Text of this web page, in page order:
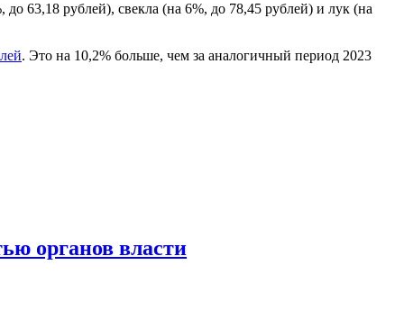
63,18 рублей), свекла (на 6%, до 78,45 рублей) и лук (на
. Это на 10,2% больше, чем за аналогичный период 2023
органов власти